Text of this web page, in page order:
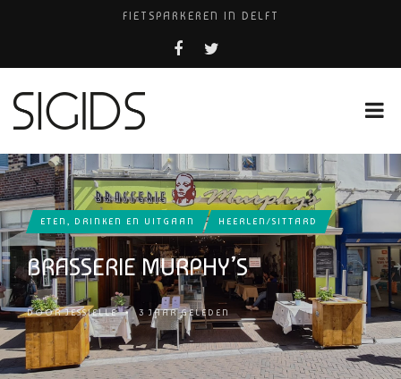
FIETSPARKEREN IN DELFT
PIZZERIA POMPEÏ ￼
COCKTAILS ON THE SPOT!
ETEN, DRINKEN EN UITGAAN HEERLEN/SITTARD
BRASSERIE MURPHY’S
DOORJESSIELLE •3 JAAR GELEDEN